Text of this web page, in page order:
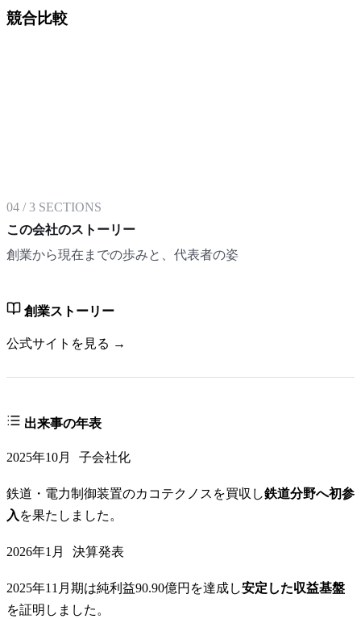
競合比較
04 /3 SECTIONS
この会社のストーリー
創業から現在までの歩みと、代表者の姿
創業ストーリー
公式サイトを見る →
出来事の年表
2025年10月 子会社化
鉄道・電力制御装置のカコテクノスを買収し鉄道分野へ初参
入 を果たしました。
2026年1月 決算発表
2025年11月期は純利益90.90億円を達成し安定した収益基盤
を証明しました。